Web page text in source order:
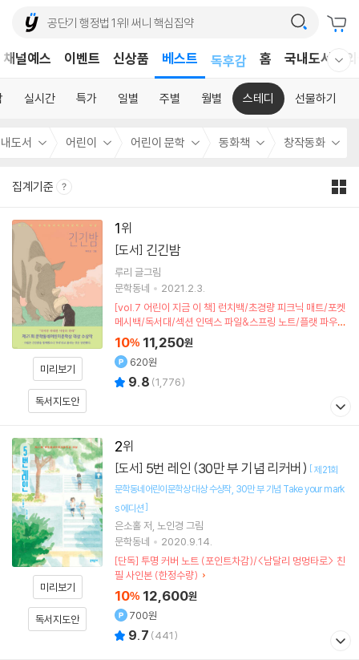
채널예스 이벤트 신상품 베스트
독후감
홈 국내도서
실시간 특가 일별 주별 월별 스테디 선물하기
도서 어린이 어린이 문학 동화책 창작동화
집계기준
1
미리보기
독서지도안
[도서] 긴긴밤
루리 글그림
문학동네
2021.2.3.
[vol.7 어린이 지금 이 책] 런치백/초경량 피크닉 매트/포켓
메시백/독서대/섹션 인덱스 파일&스프링 노트/플랫 파우치
(포인트차감)
10% 11,250원
620원
9.8 (1,776)
2
미리보기
독서지도안
[도서] 5번 레인 (30만 부 기념 리커버) [제21회
문학동네어린이문학상 대상 수상작 30만 부 기념 Take your mark
s 에디션]
은소홀저 노인경 그림
문학동네
2020.9.14.
[단독] 투명 커버 노트 (포인트차감)/<남달리 멍멍타로> 친
필 사인본 (한정수량)
10% 12,600원
700원
9.7 (441)